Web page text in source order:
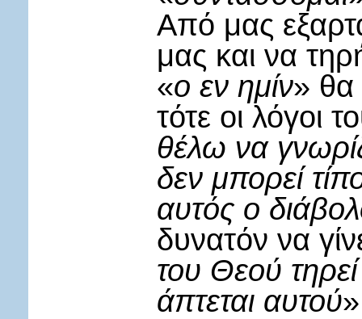
Από μας
μας και να
«ο εν ημίν» θα
τότε οι λόγοι
θέλω να
δεν μπορεί
αυτός ο
δυνατόν να
του Θεού
άπτεται αυτού